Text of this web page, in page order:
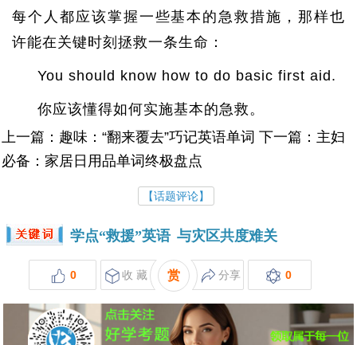
每个人都应该掌握一些基本的急救措施，那样也
许能在关键时刻拯救一条生命：
You should know how to do basic first aid.
你应该懂得如何实施基本的急救。
上一篇：趣味：“翻来覆去”巧记英语单词 下一篇：主妇
必备：家居日用品单词终极盘点
【话题评论】
学点“救援”英语 与灾区共度难关
0 收 藏 赏 分享 0